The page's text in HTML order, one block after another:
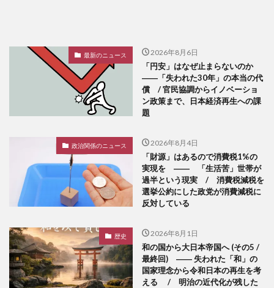
最新のニュース 2026年8月6日
「円安」はなぜ止まらないのか
――「失われた30年」の本当の代
償 / 官民協調からイノベーショ
ン政策まで、日本経済再生への課
題
政治関係のニュース 2026年8月4日
「財源」はあるので消費税1%の
実現を ―― 「生活苦」世帯が
過半という現実 / 消費税減税を
選挙公約にした政党が消費減税に
反対している
歴史 2026年8月1日
和の国から大日本帝国へ (その5 /
最終回) ―― 失われた「和」の
国家理念から令和日本の再生を考
える / 明治の近代化が残した